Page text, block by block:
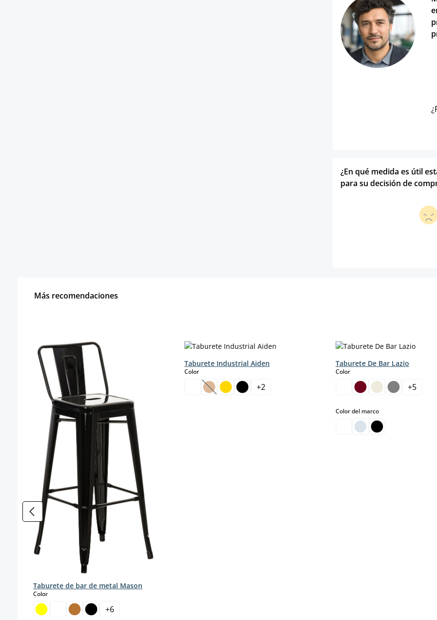
¿En qué medida es útil
para su decisión de
Más recomendaciones
Taburete de bar de metal Mason
Colorselect
+6
Taburete Industrial Aiden
Colorselect
(Esta opción no está disponible en este momento.)
+2
Taburete De Bar Lazio
Colorselect
+5
Color del marcoselect